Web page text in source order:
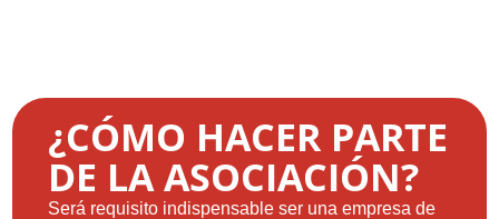
¿CÓMO HACER PARTE
DE LA ASOCIACIÓN?
Será requisito indispensable ser una empresa de